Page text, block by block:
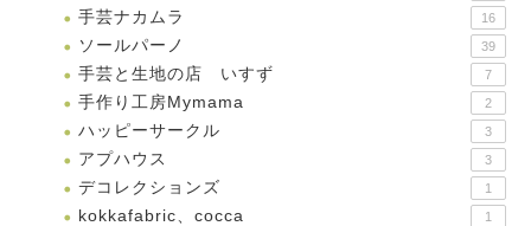
手芸ナカムラ 16
ソールパーノ 39
手芸と生地の店 いすず 7
手作り工房Mymama 2
ハッピーサークル 3
アプハウス 3
デコレクションズ 1
kokkafabric、cocca 1